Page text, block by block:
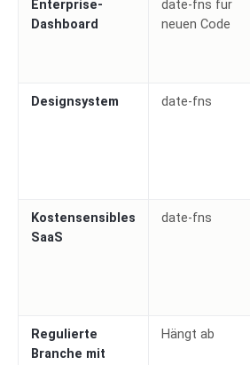
Enterprise-
Dashboard
date-fns für
neuen Code
Designsystem date-fns
Kostensensibles
SaaS
date-fns
Regulierte
Branche mit
Hängt ab